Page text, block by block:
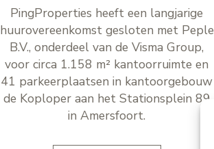
PingProperties heeft een langjarige
huurovereenkomst gesloten met Peple
B.V., onderdeel van de Visma Group,
voor circa 1.158 m² kantoorruimte en
41 parkeerplaatsen in kantoorgebouw
de Koploper aan het Stationsplein 89
in Amersfoort.